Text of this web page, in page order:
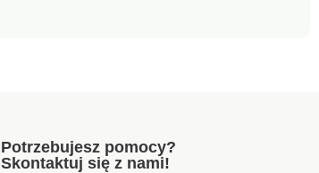
Potrzebujesz pomocy?
Skontaktuj się z nami!